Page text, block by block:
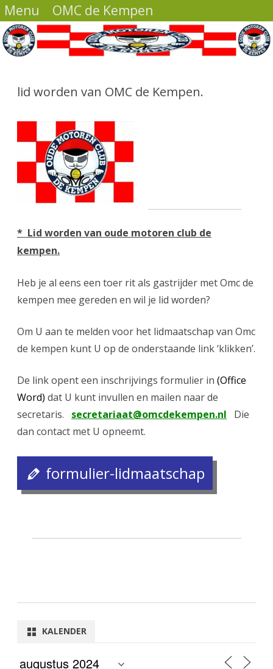
Menu OMC de Kempen
de
lid worden van OMC de Kempen.
* Lid worden van oude motoren club de
kempen.
Heb je al eens een toer rit als gastrijder met Omc de
kempen mee gereden en wil je lid worden?
Om U aan te melden voor het lidmaatschap van Omc
de kempen kunt U op de onderstaande link ‘klikken’.
De link opent een inschrijvings formulier in (Office
Word) dat U kunt invullen en mailen naar de
secretaris. secretariaat@omcdekempen.nl
Die
dan contact met U opneemt.
formulier-lidmaatschap
KALENDER